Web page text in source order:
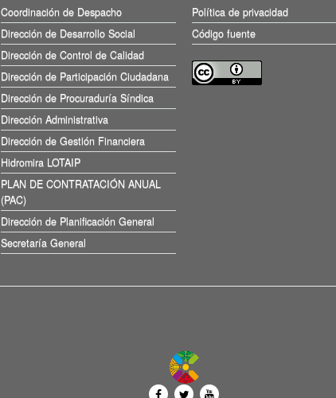
Coordinación de Despacho
Dirección de Desarrollo Social
Dirección de Control de Calidad
Dirección de Participación Ciudadana
Dirección de Procuraduría Síndica
Dirección Administrativa
Dirección de Gestión Financiera
Hidromira LOTAIP
PLAN DE CONTRATACIÓN ANUAL
(PAC)
Dirección de Planificación General
Secretaría General
Política de privacidad
Código fuente